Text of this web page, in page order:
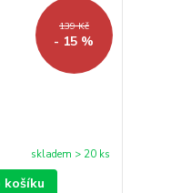
139 Kč
- 15 %
skladem > 20 ks
košíku